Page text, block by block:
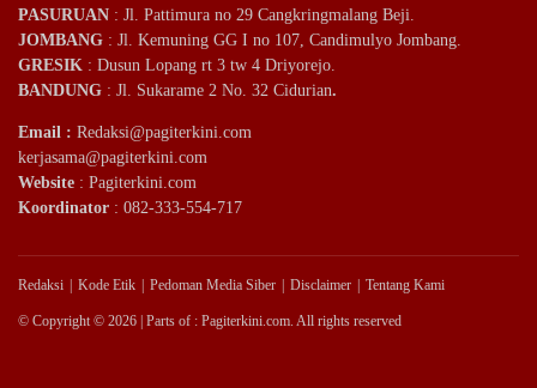
PASURUAN : Jl. Pattimura no 29 Cangkringmalang Beji.
JOMBANG : Jl. Kemuning GG I no 107, Candimulyo Jombang.
GRESIK : Dusun Lopang rt 3 tw 4 Driyorejo.
BANDUNG : Jl. Sukarame 2 No. 32 Cidurian.
Email : Redaksi@pagiterkini.com
kerjasama@pagiterkini.com
Website : Pagiterkini.com
Koordinator : 082-333-554-717
Redaksi Kode Etik Pedoman Media Siber Disclaimer Tentang Kami
© Copyright © 2026 | Parts of : Pagiterkini.com. All rights reserved